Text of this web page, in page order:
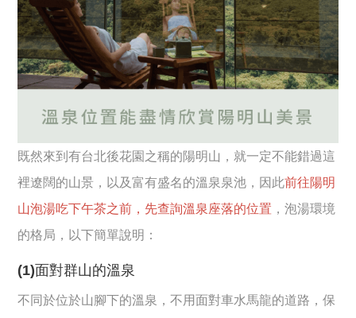
既然來到有台北後花園之稱的陽明山，就一定不能錯過這
裡遼闊的山景，以及富有盛名的溫泉泉池，因此前往陽明
山泡湯吃下午茶之前，先查詢溫泉座落的位置 ，泡湯環境
的格局，以下簡單說明：
(1)面對群山的溫泉
不同於位於山腳下的溫泉，不用面對車水馬龍的道路，保